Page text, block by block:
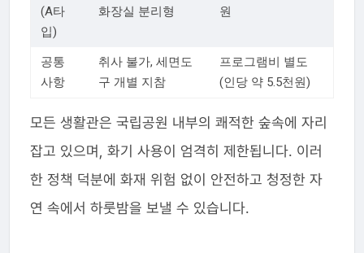
(A타
입)
화장실 분리형
원
공통
사항
취사 불가, 세면도
구 개별 지참
프로그램비 별도
(인당 약 5.5천원)
모든 생활관은 국립공원 내부의 쾌적한 숲속에 자리
잡고 있으며, 화기 사용이 엄격히 제한됩니다. 이러
한 정책 덕분에 화재 위험 없이 안전하고 청정한 자
연 속에서 하룻밤을 보낼 수 있습니다.